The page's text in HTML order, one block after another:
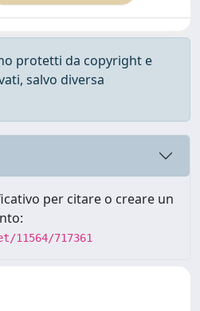
protetti da copyright e
salvo diversa
per citare o creare un
717361